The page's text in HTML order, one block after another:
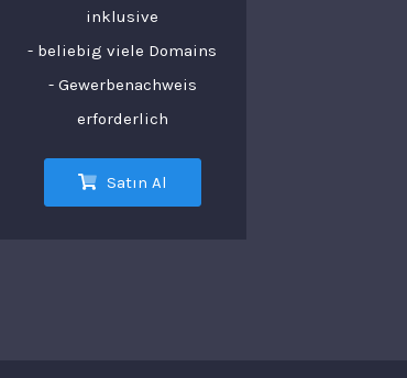
inklusive
- beliebig viele Domains
- Gewerbenachweis
erforderlich
Satın Al